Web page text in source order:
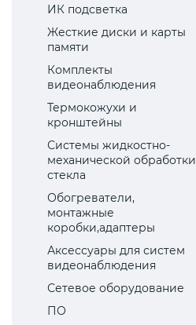
ИК подсветка
Жесткие диски и карты
памяти
Комплекты
видеонаблюдения
Термокожухи и
кронштейны
Системы жидкостно-
механической обработки
стекла
Обогреватели,
монтажные
коробки,адаптеры
Аксессуары для систем
видеонаблюдения
Сетевое оборудование
ПО